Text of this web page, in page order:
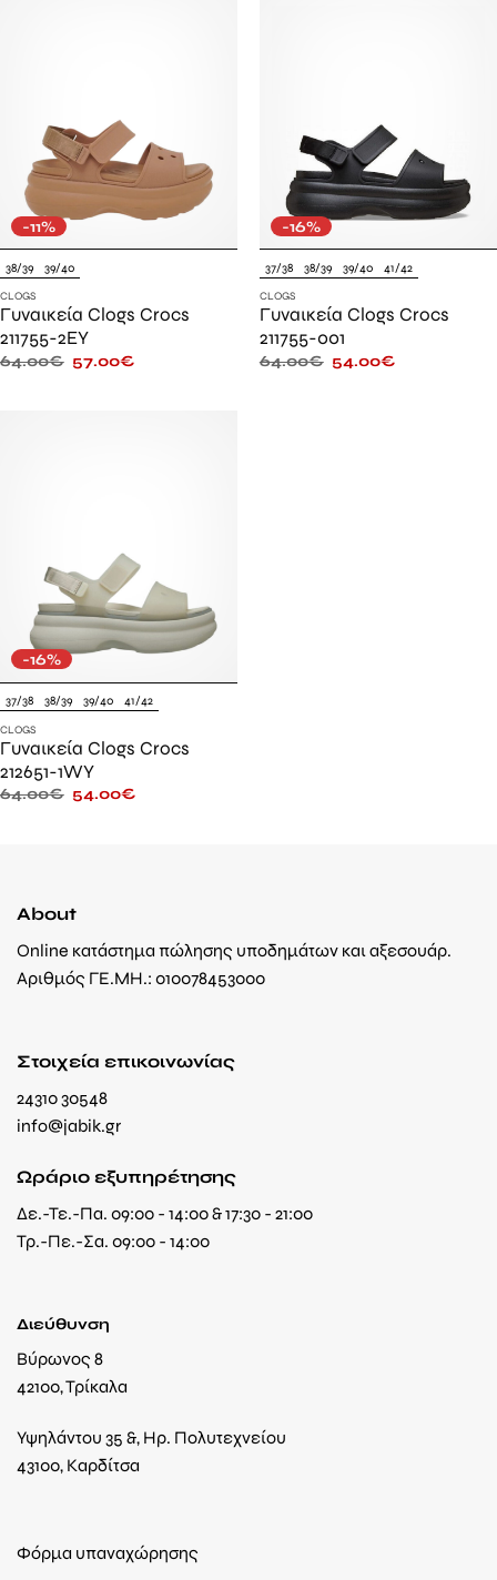
-11%
38/39 39/40
CLOGS
Γυναικεία Clogs Crocs
211755-2EY
64.00€ 57.00€
-16%
37/38 38/39 39/40 41/42
CLOGS
Γυναικεία Clogs Crocs
211755-001
64.00€ 54.00€
-16%
37/38 38/39 39/40 41/42
CLOGS
Γυναικεία Clogs Crocs
212651-1WY
64.00€ 54.00€
About
Online κατάστημα πώλησης υποδημάτων και αξεσουάρ.
Αριθμός ΓΕ.ΜΗ.: 010078453000
Στοιχεία επικοινωνίας
24310 30548
info@jabik.gr
Ωράριο εξυπηρέτησης
Δε.-Τε.-Πα. 09:00 - 14:00 & 17:30 - 21:00
Τρ.-Πε.-Σα. 09:00 - 14:00
Διεύθυνση
Βύρωνος 8
42100, Τρίκαλα
Υψηλάντου 35 &, Ηρ. Πολυτεχνείου
43100, Καρδίτσα
Φόρμα υπαναχώρησης